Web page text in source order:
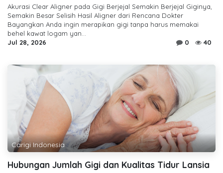
Akurasi Clear Aligner pada Gigi Berjejal Semakin Berjejal Giginya,
Semakin Besar Selisih Hasil Aligner dari Rencana Dokter
Bayangkan Anda ingin merapikan gigi tanpa harus memakai
behel kawat logam yan...
Jul 28, 2026
0 40
Carigi Indonesia
Hubungan Jumlah Gigi dan Kualitas Tidur Lansia